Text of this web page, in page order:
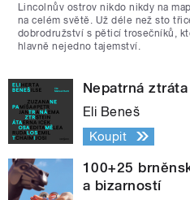
Lincolnův ostrov nikdo nikdy na
na celém světě. Už déle než sto
dobrodružství s pěticí trosečníků,
hlavně nejedno tajemství.
Nepatrná
Eli Beneš
Koupit
100+25
a bizarností